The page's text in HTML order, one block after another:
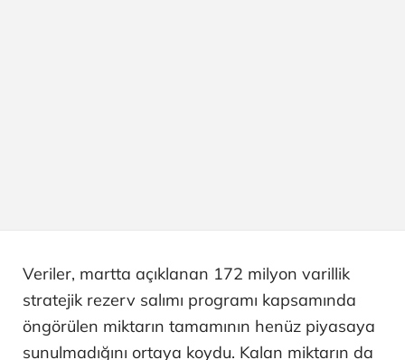
Veriler, martta açıklanan 172 milyon varillik
stratejik rezerv salımı programı kapsamında
öngörülen miktarın tamamının henüz piyasaya
sunulmadığını ortaya koydu. Kalan miktarın da